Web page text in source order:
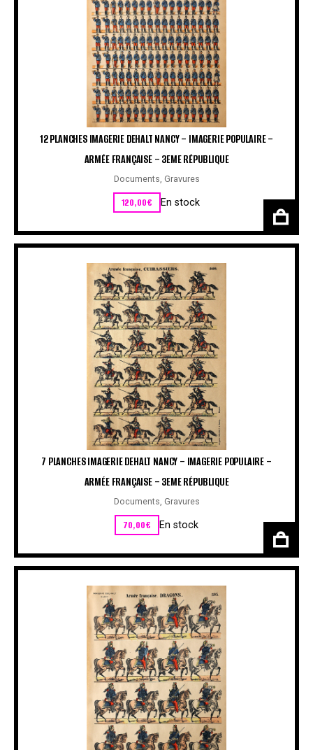
12 PLANCHES IMAGERIE DEHALT NANCY – IMAGERIE POPULAIRE –
ARMÉE FRANÇAISE – 3EME RÉPUBLIQUE
Documents, Gravures
120,00€ En stock
7 PLANCHES IMAGERIE DEHALT NANCY – IMAGERIE POPULAIRE –
ARMÉE FRANÇAISE – 3EME RÉPUBLIQUE
Documents, Gravures
70,00€ En stock